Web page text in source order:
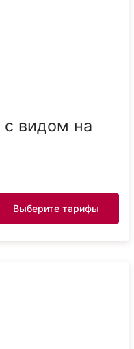
видом на
Выберите тарифы